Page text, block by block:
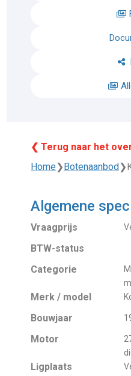
❮ Terug naar het
Home❯Botenaanbod❯
Algemene
Vraagprijs
BTW-status
Categorie
Merk / model
Bouwjaar
Motor
Ligplaats